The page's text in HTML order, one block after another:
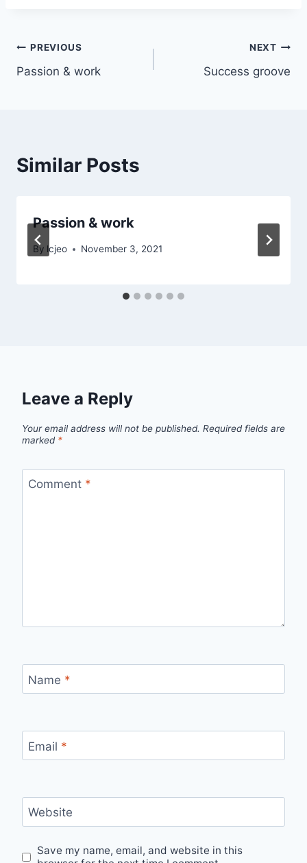
Post
navigation
PREVIOUS
Passion & work
NEXT
Success groove
Similar Posts
Passion & work
By lcjeo November 3, 2021
Leave a Reply
Your email address will not be published. Required fields are
marked *
Comment *
Name *
Email *
Website
Save my name, email, and website in this